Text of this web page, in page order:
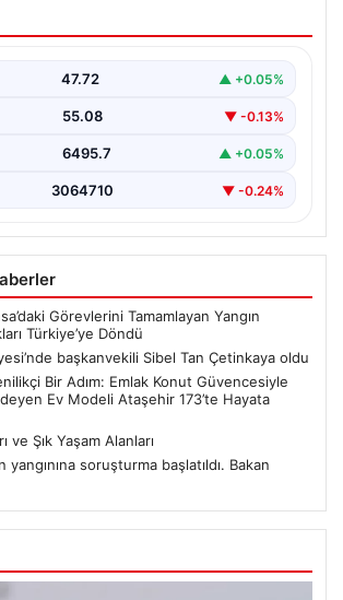
oldu
47.72 ▲ +0.05%
55.08 ▼ -0.13%
6495.7 ▲ +0.05%
3064710 ▼ -0.24%
Görevlerini Tamamlayan Yangın
Türkiye’ye Döndü
başkanvekili Sibel Tan Çetinkaya oldu
Bir Adım: Emlak Konut Güvencesiyle
Ev Modeli Ataşehir 173’te Hayata
ve Şık Yaşam Alanları
soruşturma başlatıldı. Bakan